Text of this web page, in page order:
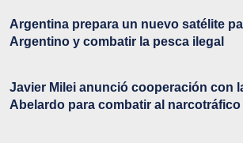
Argentina prepara un nuevo satélite
Argentino y combatir la pesca ilegal
Javier Milei anunció cooperación con
Abelardo para combatir al narcotráfico